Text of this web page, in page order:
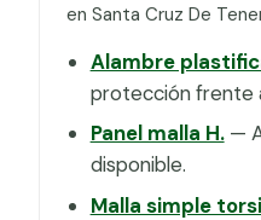
en Santa Cruz De
Alambre
protección frente
Panel malla H.—
disponible.
Malla simple